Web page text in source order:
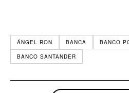
ÁNGEL RON BANCA
BANCO
BANCO SANTANDER